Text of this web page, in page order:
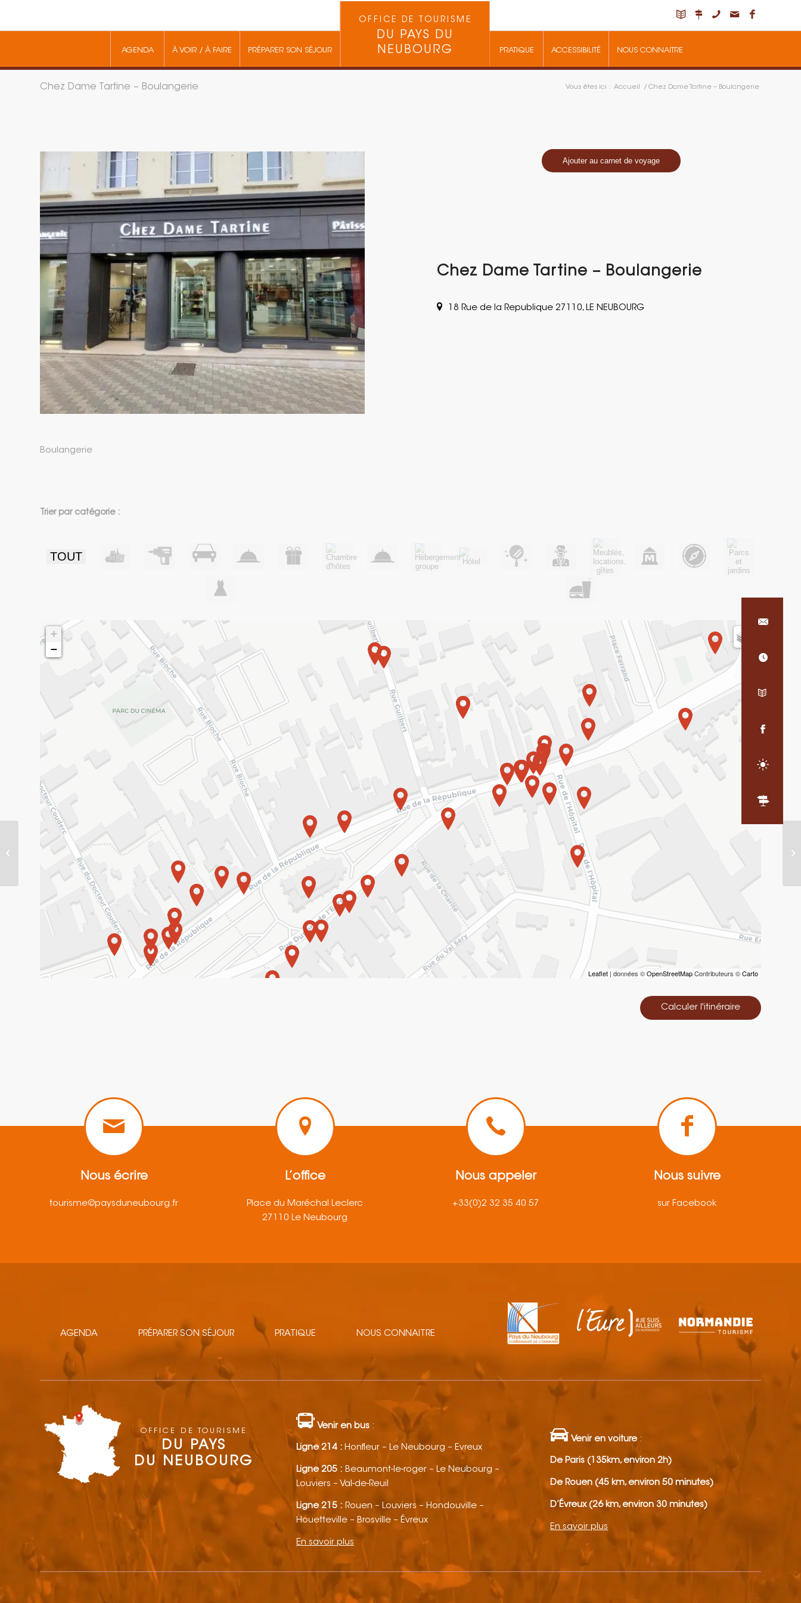
AGENDA À VOIR / À FAIRE PRÉPARER SON SÉJOUR
OFFICE DE TOURISME
DU PAYS DU
NEUBOURG
PRATIQUE ACCESSIBILITÉ NOUS CONNAITRE
Chez Dame Tartine – Boulangerie Vous êtes ici : Accueil / Chez Dame Tartine – Boulangerie
Ajouter au carnet de voyage
Chez Dame Tartine – Boulangerie
18 Rue de la Republique 27110, LE NEUBOURG
Boulangerie
Trier par catégorie :
TOUT
+
−
Leaflet | données ©OpenStreetMapContributeurs ©Carto
Calculer l'itinéraire
Nous écrire
tourisme@paysduneubourg.fr
L’office
Place du Maréchal Leclerc
27110 Le Neubourg
Nous appeler
+33(0)2 32 35 40 57
Nous suivre
sur Facebook
AGENDA PRÉPARER SON SÉJOUR PRATIQUE NOUS CONNAITRE
OFFICE DE TOURISME
DU PAYS
DU NEUBOURG
Venir en bus :
Ligne 214 : Honfleur – Le Neubourg – Evreux
Ligne 205 : Beaumont-le-roger – Le Neubourg –
Louviers – Val-de-Reuil
Ligne 215 : Rouen – Louviers – Hondouville –
Houetteville – Brosville – Évreux
En savoir plus
Venir en voiture :
De Paris (135km, environ 2h)
De Rouen (45 km, environ 50 minutes)
D’Évreux (26 km, environ 30 minutes)
En savoir plus
Mini Marché –